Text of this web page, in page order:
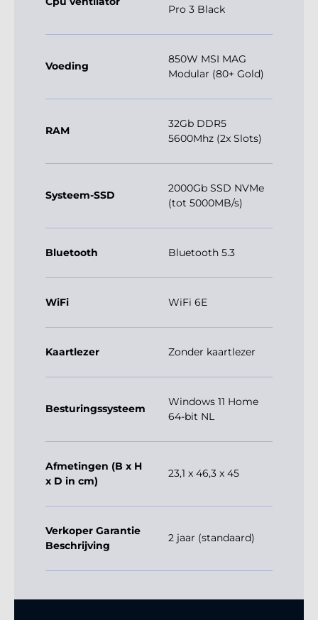
Pro 3 Black
Voeding
850W MSI MAG
Modular (80+ Gold)
RAM
32Gb DDR5
5600Mhz (2x Slots)
Systeem-SSD
2000Gb SSD NVMe
(tot 5000MB/s)
Bluetooth Bluetooth 5.3
WiFi WiFi 6E
Kaartlezer Zonder kaartlezer
Besturingssysteem
Windows 11 Home
64-bit NL
Afmetingen (B x H
x D in cm)
23,1 x 46,3 x 45
Verkoper Garantie
Beschrijving
2 jaar (standaard)